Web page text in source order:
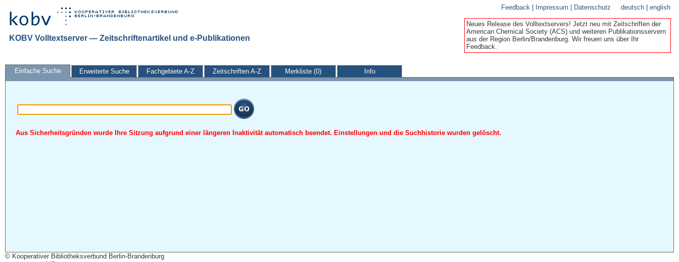
Feedback Impressum | Datenschutz deutsch |english
KOBV Volltextserver — Zeitschriftenartikel und e-Publikationen
Neues Release des Volltextservers! Jetzt neu mit Zeitschriften der
American Chemical Society (ACS) und weiteren Publikationsservern
aus der Region Berlin/Brandenburg. Wir freuen uns über Ihr
Feedback.
Einfache Suche Erweiterte Suche Fachgebiete A-Z Zeitschriften A-Z Merkliste (0) Info
Aus Sicherheitsgründen wurde Ihre Sitzung aufgrund einer längeren Inaktivität automatisch beendet. Einstellungen und die Suchhistorie wurden gelöscht.
© Kooperativer Bibliotheksverbund Berlin-Brandenburg